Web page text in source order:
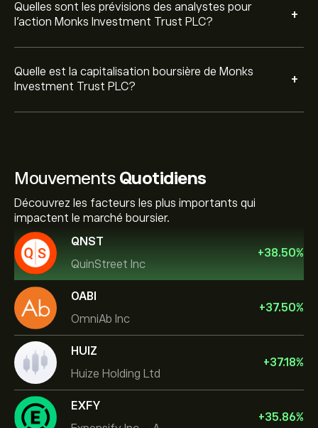
Quelles sont les prévisions des analystes pour
l'action Monks Investment Trust PLC?
+
Quelle est la capitalisation boursière de Monks
Investment Trust PLC?
+
Mouvements Quotidiens
Découvrez les facteurs les plus importants qui
impactent le marché boursier.
QNST
QuinStreet Inc
+38.50%
OABI
OmniAb Inc
+37.50%
HUIZ
Huize Holding Ltd
+37.18%
EXFY
+35.86%